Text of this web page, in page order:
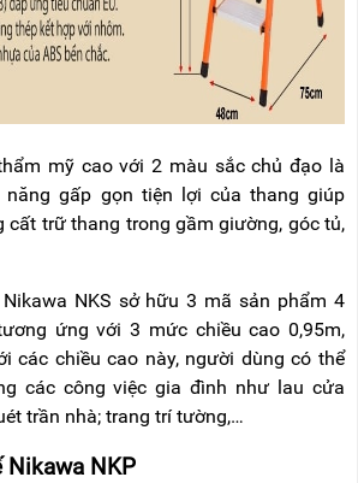
mỹ cao với 2 màu sắc chủ đạo là
năng gấp gọn tiện lợi của thang giúp
cất trữ thang trong gầm giường, góc tủ,
NKS sở hữu 3 mã sản phẩm 4
ứng với 3 mức chiều cao 0,95m,
các chiều cao này, người dùng có thể
các công việc gia đình như lau cửa
trần nhà; trang trí tường,…
Nikawa NKP